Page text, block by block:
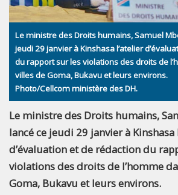
Le ministre des Droits humains, Samuel
jeudi 29 janvier à Kinshasa l’atelier
du rapport sur les violations des droits de
villes de Goma, Bukavu et leurs environs.
Photo/Cellcom ministère des DH.
Le ministre des Droits humains,
lancé ce jeudi 29 janvier à Kinshasa
d’évaluation et de rédaction du
violations des droits de l’homme
Goma, Bukavu et leurs environs.